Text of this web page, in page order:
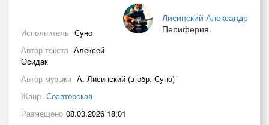
Лисинский Александр
Периферия.
Исполнитель Суно
Автор текста Алексей
Осидак
Автор музыки А. Лисинский (в обр. Суно)
Жанр Соавторская
Размещено 08.03.2026 18:01